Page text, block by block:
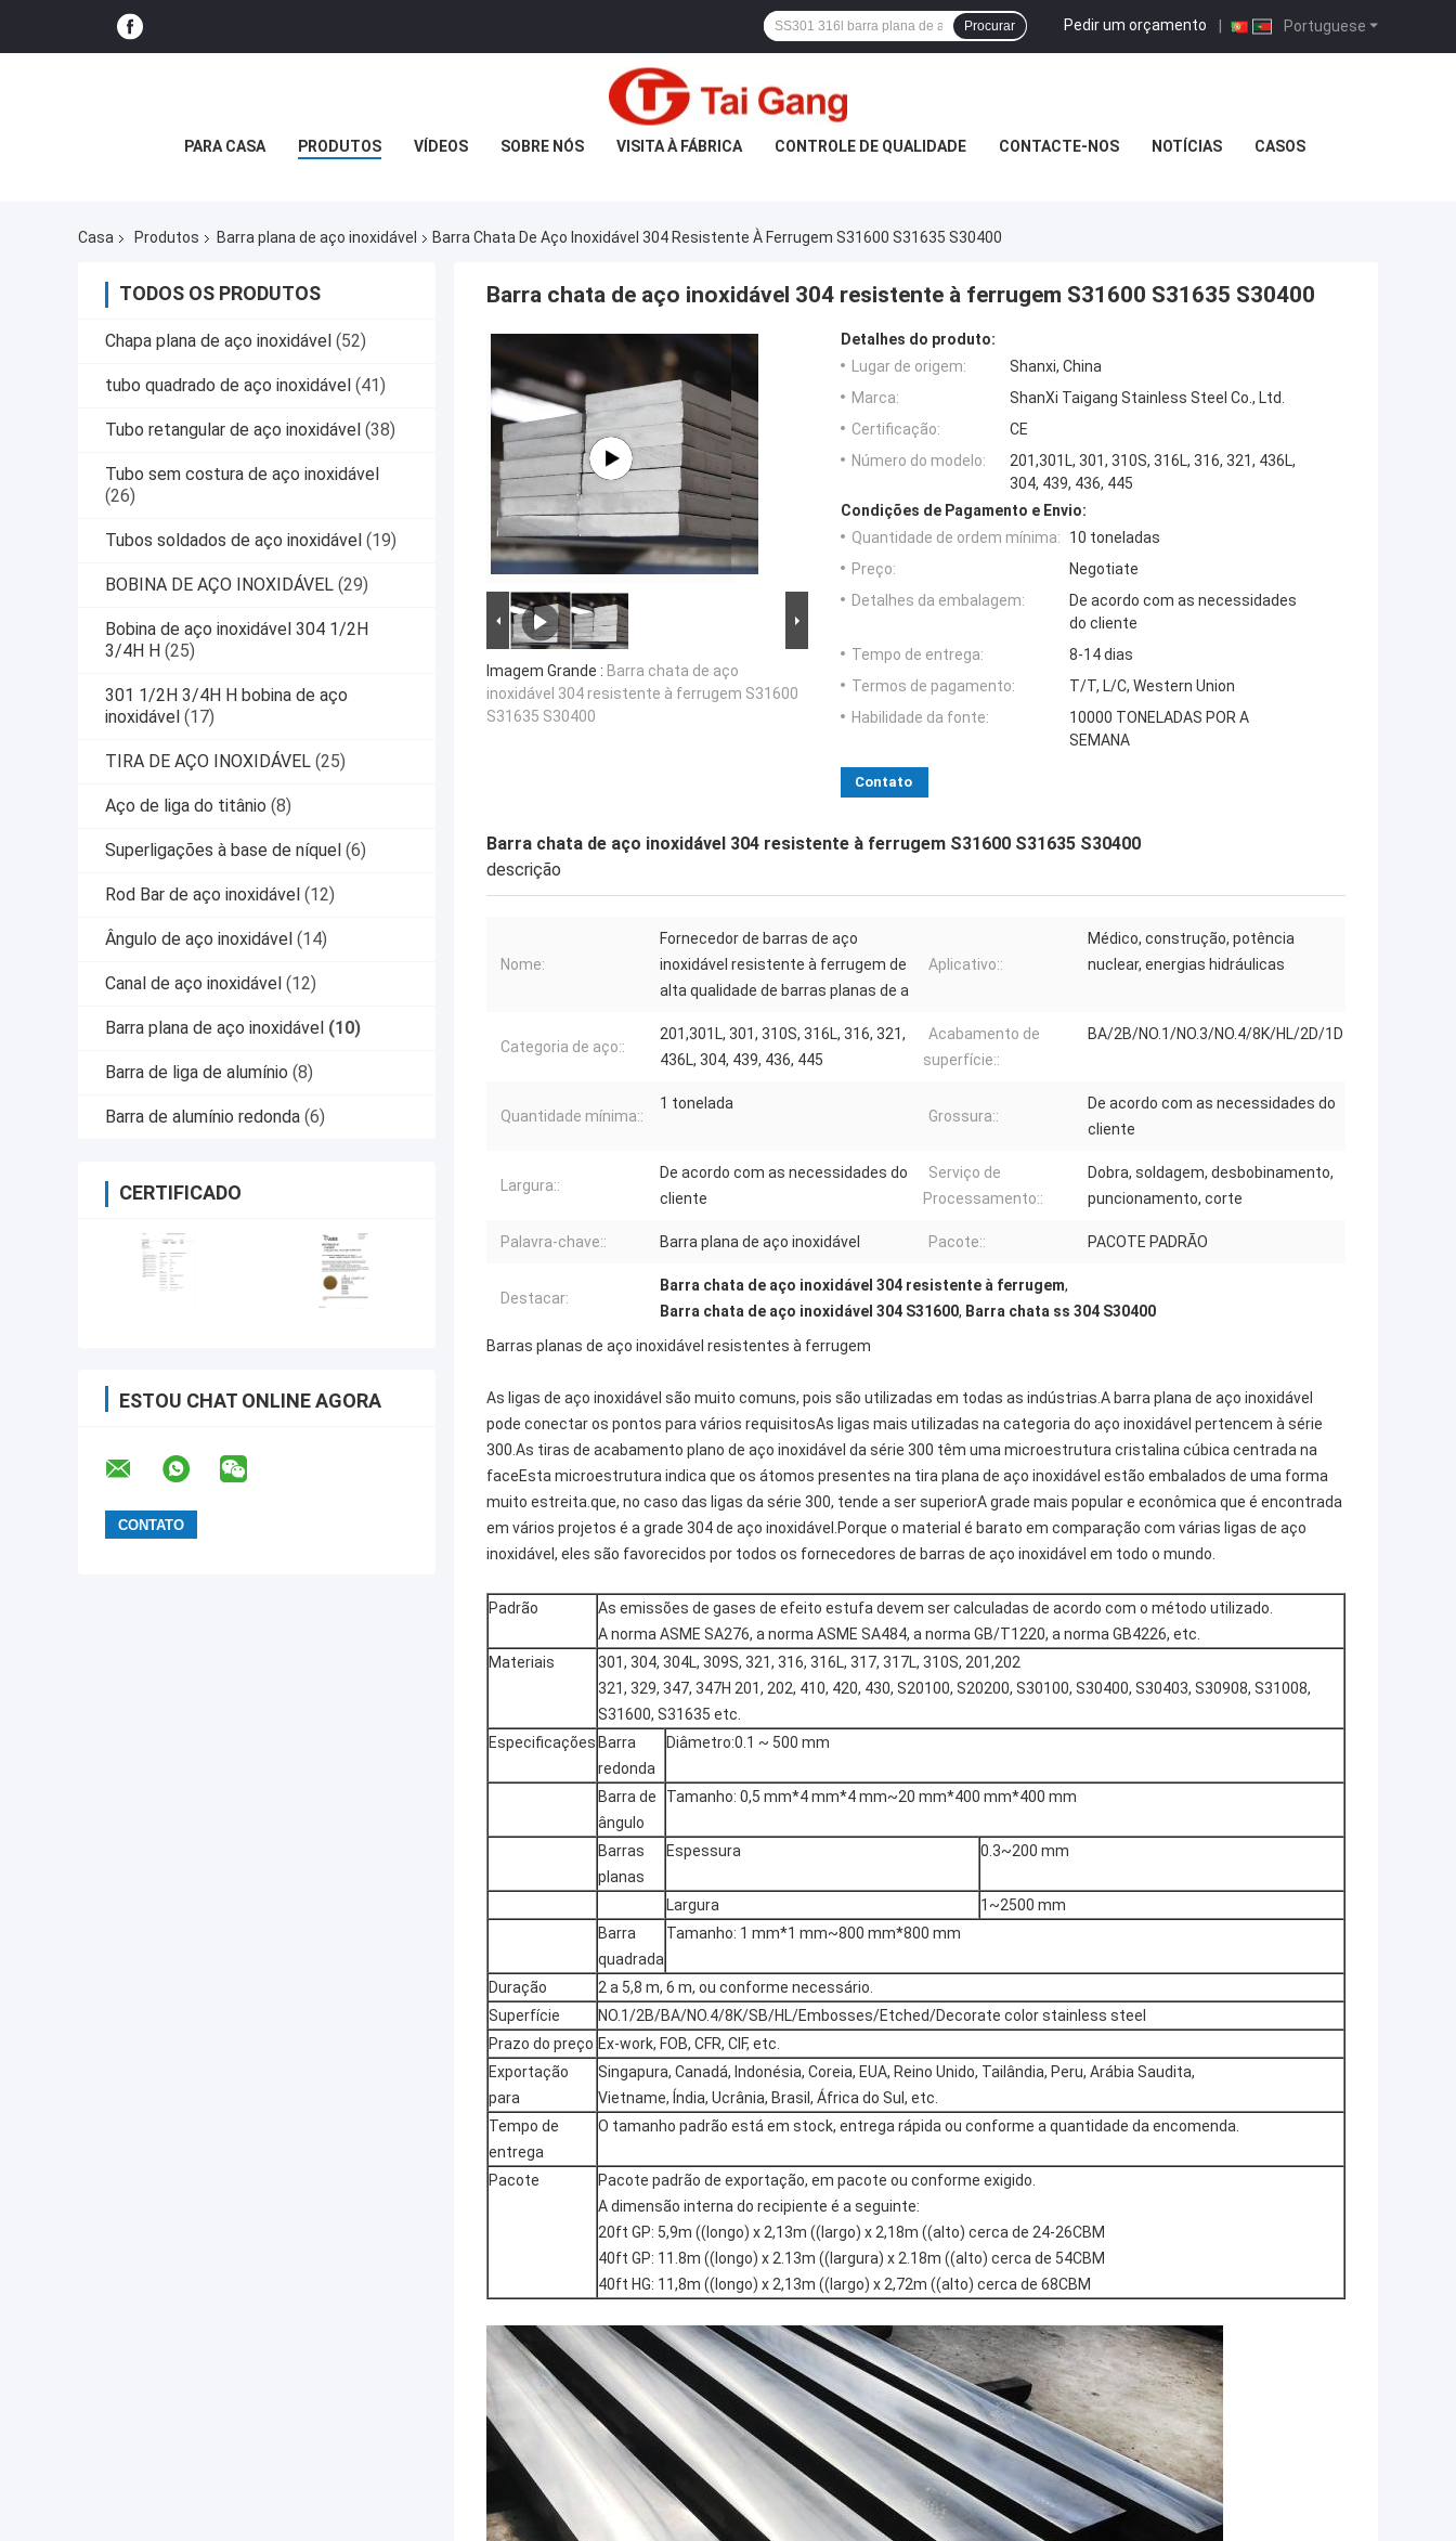
Portuguese
Pedir um orçamento |
Procurar
PARA CASA PRODUTOS VÍDEOS SOBRE NÓS VISITA À FÁBRICA CONTROLE DE QUALIDADE CONTACTE-NOS NOTÍCIAS CASOS
Casa Produtos Barra plana de aço inoxidável Barra Chata De Aço Inoxidável 304 Resistente À Ferrugem S31600 S31635 S30400
TODOS OS PRODUTOS
Chapa plana de aço inoxidável (52)
tubo quadrado de aço inoxidável (41)
Tubo retangular de aço inoxidável (38)
Tubo sem costura de aço inoxidável
(26)
Tubos soldados de aço inoxidável (19)
BOBINA DE AÇO INOXIDÁVEL (29)
Bobina de aço inoxidável 304 1/2H
3/4H H (25)
301 1/2H 3/4H H bobina de aço
inoxidável (17)
TIRA DE AÇO INOXIDÁVEL (25)
Aço de liga do titânio (8)
Superligações à base de níquel (6)
Rod Bar de aço inoxidável (12)
Ângulo de aço inoxidável (14)
Canal de aço inoxidável (12)
Barra plana de aço inoxidável (10)
Barra de liga de alumínio (8)
Barra de alumínio redonda (6)
CERTIFICADO
ESTOU CHAT ONLINE AGORA
Barra chata de aço inoxidável 304 resistente à ferrugem S31600 S31635 S30400
Imagem Grande : Barra chata de aço
inoxidável 304 resistente à ferrugem S31600
S31635 S30400
Detalhes do produto:
Lugar de origem:
Shanxi, China
Marca:
ShanXi Taigang Stainless Steel Co., Ltd.
Certificação:
CE
Número do modelo:
201,301L, 301, 310S, 316L, 316, 321, 436L,
304, 439, 436, 445
Condições de Pagamento e Envio:
Quantidade de ordem mínima:
10 toneladas
Preço:
Negotiate
Detalhes da embalagem:
De acordo com as necessidades
do cliente
Tempo de entrega:
8-14 dias
Termos de pagamento:
T/T, L/C, Western Union
Habilidade da fonte:
10000 TONELADAS POR A
SEMANA
Contato
Barra chata de aço inoxidável 304 resistente à ferrugem S31600 S31635 S30400
descrição
Nome:
Fornecedor de barras de aço
inoxidável resistente à ferrugem de
alta qualidade de barras planas de a
Aplicativo::
Médico, construção, potência
nuclear, energias hidráulicas
Categoria de aço::
201,301L, 301, 310S, 316L, 316, 321,
436L, 304, 439, 436, 445
Acabamento de
superfície::
BA/2B/NO.1/NO.3/NO.4/8K/HL/2D/1D
Quantidade mínima::
1 tonelada
Grossura::
De acordo com as necessidades do
cliente
Largura::
De acordo com as necessidades do
cliente
Serviço de
Processamento::
Dobra, soldagem, desbobinamento,
puncionamento, corte
Palavra-chave:: Barra plana de aço inoxidável Pacote:: PACOTE PADRÃO
Destacar:
Barra chata de aço inoxidável 304 resistente à ferrugem,
Barra chata de aço inoxidável 304 S31600, Barra chata ss 304 S30400
Barras planas de aço inoxidável resistentes à ferrugem
As ligas de aço inoxidável são muito comuns, pois são utilizadas em todas as indústrias.A barra plana de aço inoxidável
pode conectar os pontos para vários requisitosAs ligas mais utilizadas na categoria do aço inoxidável pertencem à série
300.As tiras de acabamento plano de aço inoxidável da série 300 têm uma microestrutura cristalina cúbica centrada na
faceEsta microestrutura indica que os átomos presentes na tira plana de aço inoxidável estão embalados de uma forma
muito estreita.que, no caso das ligas da série 300, tende a ser superiorA grade mais popular e econômica que é encontrada
em vários projetos é a grade 304 de aço inoxidável.Porque o material é barato em comparação com várias ligas de aço
inoxidável, eles são favorecidos por todos os fornecedores de barras de aço inoxidável em todo o mundo.
Padrão
As emissões de gases de efeito estufa devem ser calculadas de acordo com o método utilizado.
A norma ASME SA276, a norma ASME SA484, a norma GB/T1220, a norma GB4226, etc.
Materiais
301, 304, 304L, 309S, 321, 316, 316L, 317, 317L, 310S, 201,202
321, 329, 347, 347H 201, 202, 410, 420, 430, S20100, S20200, S30100, S30400, S30403, S30908, S31008,
S31600, S31635 etc.
Especificações Barra
redonda
Diâmetro:0.1 ~ 500 mm
Barra de
ângulo
Tamanho: 0,5 mm*4 mm*4 mm~20 mm*400 mm*400 mm
Barras
planas
Espessura 0.3~200 mm
Largura
1~2500 mm
Barra
quadrada
Tamanho: 1 mm*1 mm~800 mm*800 mm
Duração
2 a 5,8 m, 6 m, ou conforme necessário.
Superfície
NO.1/2B/BA/NO.4/8K/SB/HL/Embosses/Etched/Decorate color stainless steel
Prazo do preço Ex-work, FOB, CFR, CIF, etc.
Exportação
para
Singapura, Canadá, Indonésia, Coreia, EUA, Reino Unido, Tailândia, Peru, Arábia Saudita,
Vietname, Índia, Ucrânia, Brasil, África do Sul, etc.
Tempo de
entrega
O tamanho padrão está em stock, entrega rápida ou conforme a quantidade da encomenda.
Pacote
Pacote padrão de exportação, em pacote ou conforme exigido.
A dimensão interna do recipiente é a seguinte:
20ft GP: 5,9m ((longo) x 2,13m ((largo) x 2,18m ((alto) cerca de 24-26CBM
40ft GP: 11.8m ((longo) x 2.13m ((largura) x 2.18m ((alto) cerca de 54CBM
40ft HG: 11,8m ((longo) x 2,13m ((largo) x 2,72m ((alto) cerca de 68CBM